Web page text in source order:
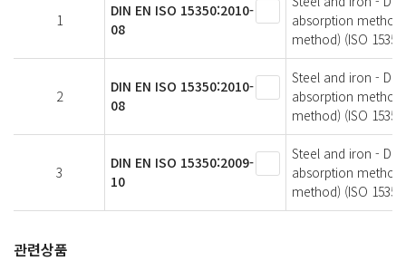
1
DIN EN ISO 15350:2010-
08
absorption
method) (ISO
2
DIN EN ISO 15350:2010-
08
Steel and iron -
absorption
method) (ISO
3
DIN EN ISO 15350:2009-
10
Steel and iron -
absorption
method) (ISO
관련상품